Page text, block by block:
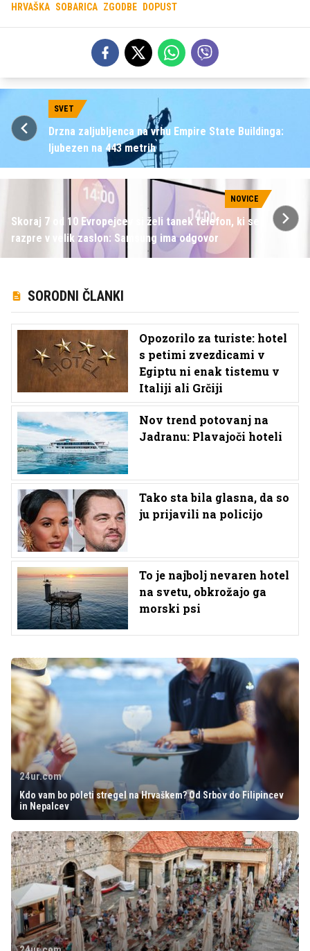
HRVAŠKA SOBARICA ZGODBE DOPUST
SVET
Drzna zaljubljenca na vrhu Empire State Buildinga:
ljubezen na 443 metrih
NOVICE
Skoraj 7 od 10 Evropejcev si želi tanek telefon, ki se
razpre v velik zaslon: Samsung ima odgovor
SORODNI ČLANKI
Opozorilo za turiste: hotel
s petimi zvezdicami v
Egiptu ni enak tistemu v
Italiji ali Grčiji
Nov trend potovanj na
Jadranu: Plavajoči hoteli
Tako sta bila glasna, da so
ju prijavili na policijo
To je najbolj nevaren hotel
na svetu, obkrožajo ga
morski psi
24ur.com
Kdo vam bo poleti stregel na Hrvaškem? Od Srbov do Filipincev
in Nepalcev